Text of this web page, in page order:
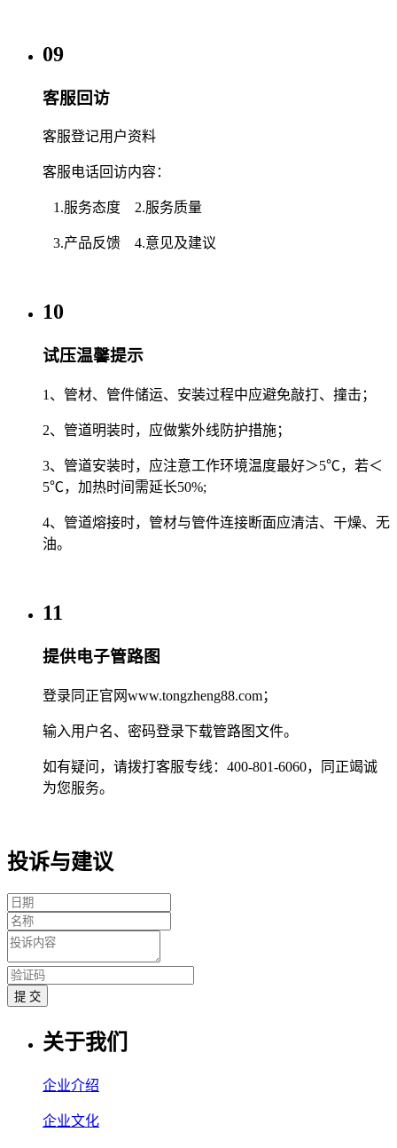
09
客服回访
客服登记用户资料
客服电话回访内容：
1.服务态度 2.服务质量
3.产品反馈 4.意见及建议
10
试压温馨提示
1、管材、管件储运、安装过程中应避免敲打、撞击；
2、管道明装时，应做紫外线防护措施；
3、管道安装时，应注意工作环境温度最好＞5℃，若＜
5℃，加热时间需延长50%;
4、管道熔接时，管材与管件连接断面应清洁、干燥、无
油。
11
提供电子管路图
登录同正官网www.tongzheng88.com；
输入用户名、密码登录下载管路图文件。
如有疑问，请拨打客服专线：400-801-6060，同正竭诚
为您服务。
投诉与建议
关于我们
企业介绍
企业文化